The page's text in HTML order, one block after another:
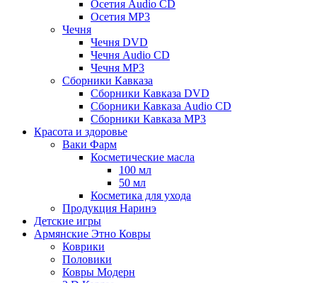
Осетия Audio CD
Осетия MP3
Чечня
Чечня DVD
Чечня Audio CD
Чечня MP3
Сборники Кавказа
Сборники Кавказа DVD
Сборники Кавказа Audio CD
Сборники Кавказа MP3
Красота и здоровье
Ваки Фарм
Косметические масла
100 мл
50 мл
Косметика для ухода
Продукция Наринэ
Детские игры
Армянские Этно Ковры
Коврики
Половики
Ковры Модерн